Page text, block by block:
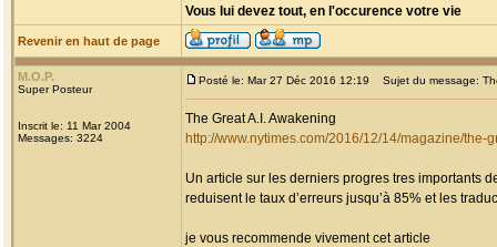
Vous lui devez tout, en l'occurence votre vie
Revenir en haut de page
M.O.P.
Super Posteur
Inscrit le: 11 Mar 2004
Messages: 3224
Posté le: Mar 27 Déc 2016 12:19 Sujet du message:
The Great A.I. Awakening
http://www.nytimes.com/2016/12/14/magazine/the-
Un article sur les derniers progres tres importants
reduisent le taux d’erreurs jusqu’à 85% et les
je vous recommende vivement cet article